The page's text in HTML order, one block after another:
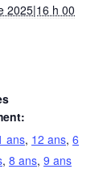
2025|16 h 00
ans, 12 ans, 6
, 8 ans, 9 ans